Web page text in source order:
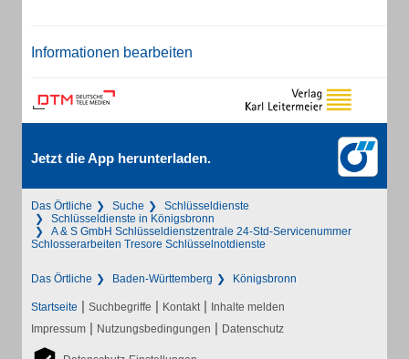
Informationen bearbeiten
Jetzt die App herunterladen.
Das Örtliche Suche
Schlüsseldienste
Schlüsseldienste in Königsbronn
A & S GmbH Schlüsseldienstzentrale 24-Std-Servicenummer
Schlosserarbeiten Tresore Schlüsselnotdienste
Das Örtliche Baden-Württemberg Königsbronn
Startseite | Suchbegriffe | Kontakt | Inhalte melden
Impressum | Nutzungsbedingungen | Datenschutz